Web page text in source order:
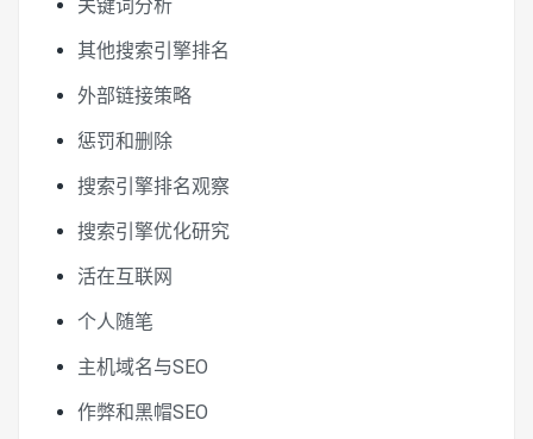
关键词分析
其他搜索引擎排名
外部链接策略
惩罚和删除
搜索引擎排名观察
搜索引擎优化研究
活在互联网
个人随笔
主机域名与SEO
作弊和黑帽SEO